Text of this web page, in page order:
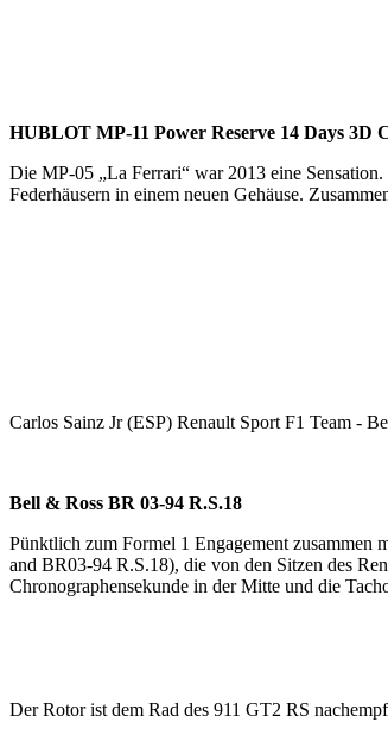
HUBLOT MP-11 Power Reserve 14 Days 3D
Die MP-05 „La Ferrari“ war 2013 eine
Federhäusern in einem neuen Gehäuse.
Carlos Sainz Jr (ESP) Renault Sport F1 Team -
Bell & Ross BR 03-94 R.S.18
Pünktlich zum Formel 1 Engagement
and BR03-94 R.S.18), die von den Sitzen des
Chronographensekunde in der Mitte und die
Der Rotor ist dem Rad des 911 GT2 RS